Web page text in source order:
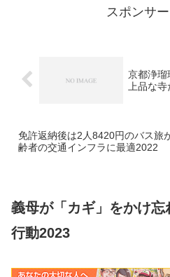
スポンサ
京都浄瑠
上品な
免許返納後は2人8420円のバス旅
齢者の交通インフラに最適2022
義母が「カギ」をかけ
行動2023